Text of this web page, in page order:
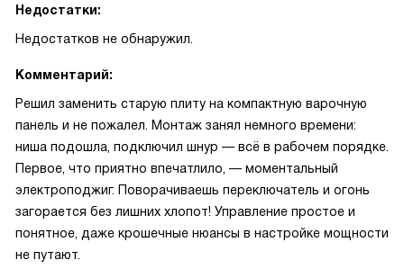
Недостатки:
Недостатков не обнаружил.
Комментарий:
Решил заменить старую плиту на компактную варочную
панель и не пожалел. Монтаж занял немного времени:
ниша подошла, подключил шнур — всё в рабочем порядке.
Первое, что приятно впечатлило, — моментальный
электроподжиг. Поворачиваешь переключатель и огонь
загорается без лишних хлопот! Управление простое и
понятное, даже крошечные нюансы в настройке мощности
не путают.